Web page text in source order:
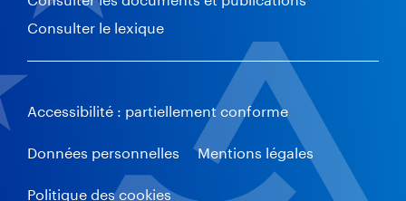
Consulter le lexique
Accessibilité : partiellement conforme
Données personnelles
Mentions légales
Politique des cookies